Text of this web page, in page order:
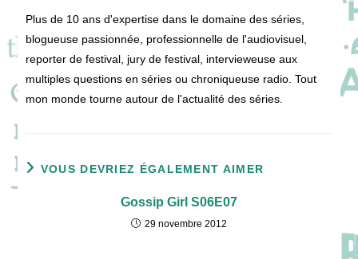
Plus de 10 ans d'expertise dans le domaine des séries,
blogueuse passionnée, professionnelle de l'audiovisuel,
reporter de festival, jury de festival, intervieweuse aux
multiples questions en séries ou chroniqueuse radio. Tout
mon monde tourne autour de l'actualité des séries.
VOUS DEVRIEZ ÉGALEMENT AIMER
Gossip Girl S06E07
29 novembre 2012